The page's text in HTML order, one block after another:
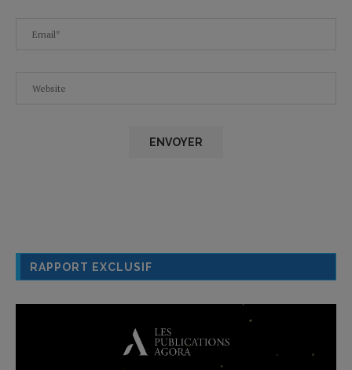
RAPPORT EXCLUSIF